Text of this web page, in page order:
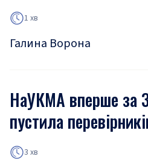
1 хв
Галина Ворона
НаУКМА вперше за
пустила
3 хв